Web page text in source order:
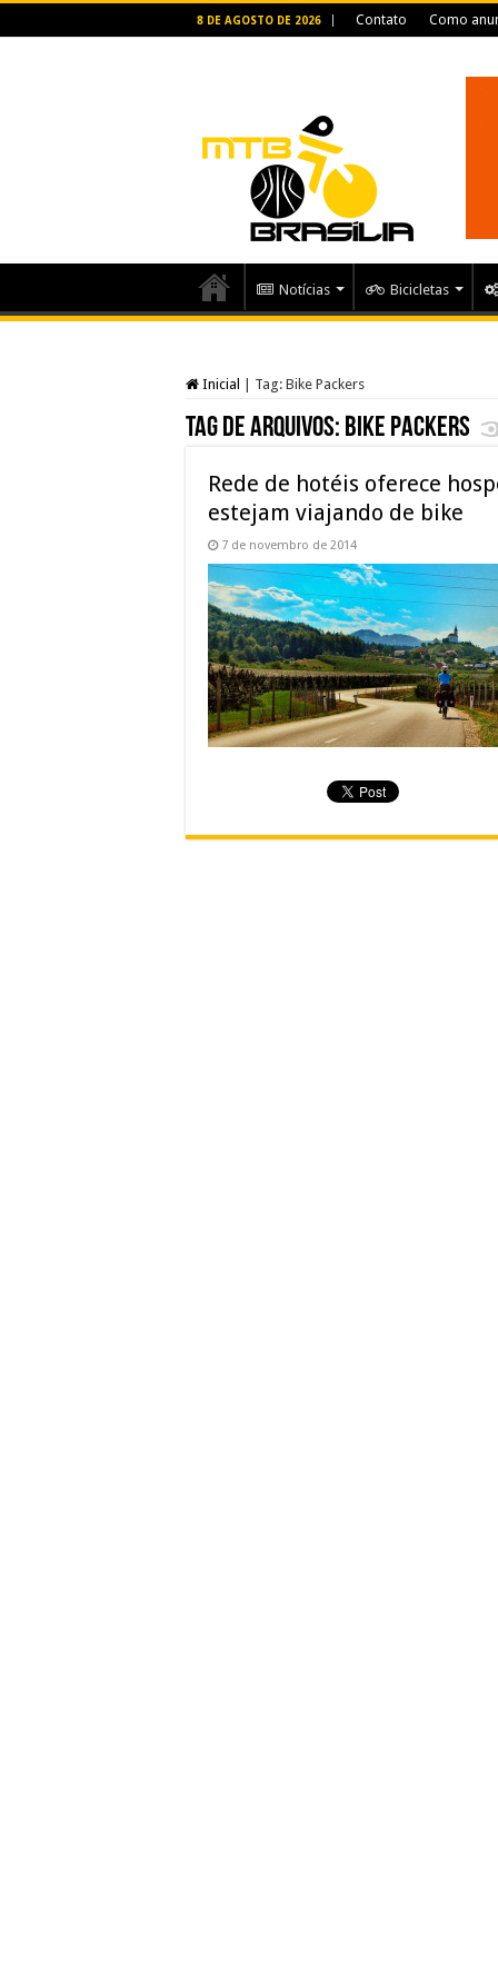
8 DE AGOSTO DE 2026 Contato Como
Notícias Bicicletas
Inicial Tag: Bike Packers
Tag de arquivos: Bike Packers
Rede de hotéis oferece
estejam viajando de bike
7 de novembro de 2014